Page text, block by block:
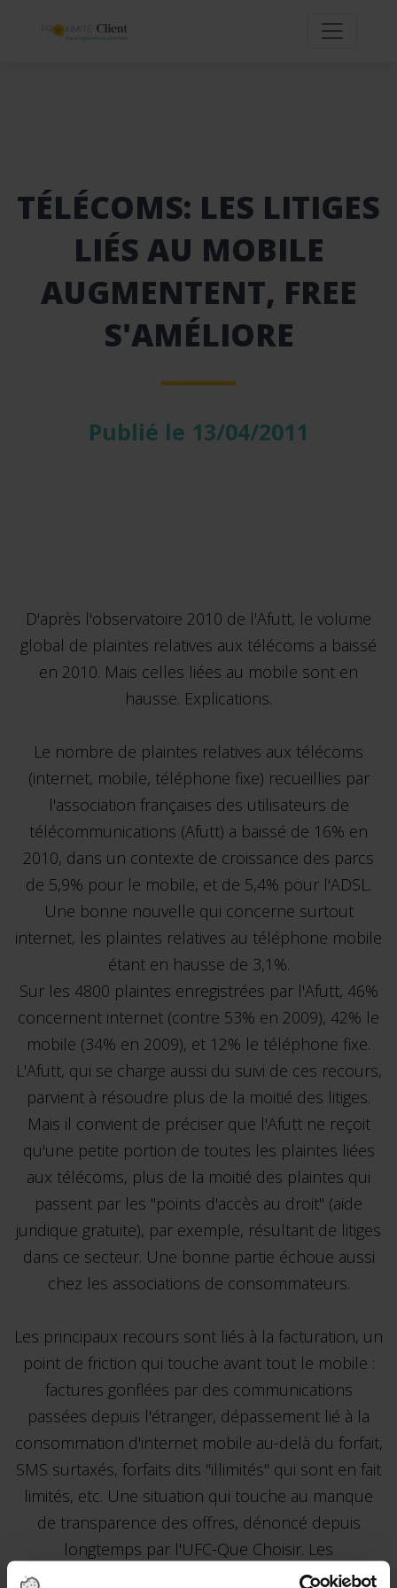
TÉLÉCOMS: LES LITIGES
LIÉS AU MOBILE
AUGMENTENT, FREE
S'AMÉLIORE
Publié le 13/04/2011
D'après l'observatoire 2010 de l'Afutt, le volume
global de plaintes relatives aux télécoms a baissé
en 2010. Mais celles liées au mobile sont en
hausse. Explications.
Le nombre de plaintes relatives aux télécoms
(internet, mobile, téléphone fixe) recueillies par
l'association françaises des utilisateurs de
télécommunications (Afutt) a baissé de 16% en
2010, dans un contexte de croissance des parcs
de 5,9% pour le mobile, et de 5,4% pour l'ADSL.
Une bonne nouvelle qui concerne surtout
internet, les plaintes relatives au téléphone mobile
étant en hausse de 3,1%.
Sur les 4800 plaintes enregistrées par l'Afutt, 46%
concernent internet (contre 53% en 2009), 42% le
mobile (34% en 2009), et 12% le téléphone fixe.
L'Afutt, qui se charge aussi du suivi de ces recours,
parvient à résoudre plus de la moitié des litiges.
Mais il convient de préciser que l'Afutt ne reçoit
qu'une petite portion de toutes les plaintes liées
aux télécoms, plus de la moitié des plaintes qui
passent par les "points d'accès au droit" (aide
juridique gratuite), par exemple, résultant de litiges
dans ce secteur. Une bonne partie échoue aussi
chez les associations de consommateurs.
Les principaux recours sont liés à la facturation, un
point de friction qui touche avant tout le mobile :
factures gonflées par des communications
passées depuis l'étranger, dépassement lié à la
consommation d'internet mobile au-delà du forfait,
SMS surtaxés, forfaits dits "illimités" qui sont en fait
limités, etc. Une situation qui touche au manque
de transparence des offres, dénoncé depuis
longtemps par l'UFC-Que Choisir. Les
surfacturations astronomiques qui avaient fait la